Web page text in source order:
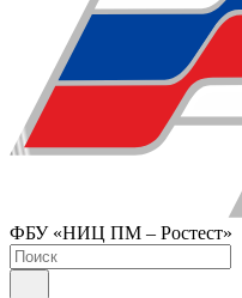
ФБУ «НИЦ ПМ – Ростест»